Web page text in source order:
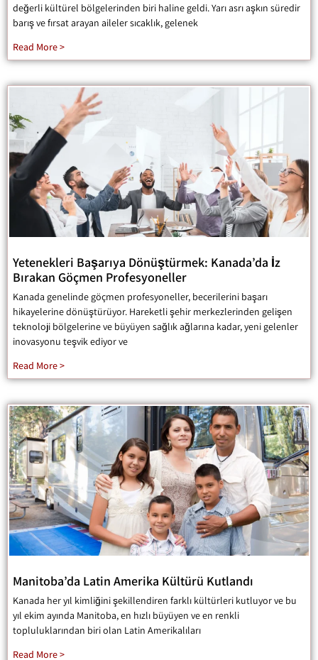
değerli kültürel bölgelerinden biri haline geldi. Yarı asrı aşkın süredir
barış ve fırsat arayan aileler sıcaklık, gelenek
Read More >
Yetenekleri Başarıya Dönüştürmek: Kanada’da İz
Bırakan Göçmen Profesyoneller
Kanada genelinde göçmen profesyoneller, becerilerini başarı
hikayelerine dönüştürüyor. Hareketli şehir merkezlerinden gelişen
teknoloji bölgelerine ve büyüyen sağlık ağlarına kadar, yeni gelenler
inovasyonu teşvik ediyor ve
Read More >
Manitoba’da Latin Amerika Kültürü Kutlandı
Kanada her yıl kimliğini şekillendiren farklı kültürleri kutluyor ve bu
yıl ekim ayında Manitoba, en hızlı büyüyen ve en renkli
topluluklarından biri olan Latin Amerikalıları
Read More >